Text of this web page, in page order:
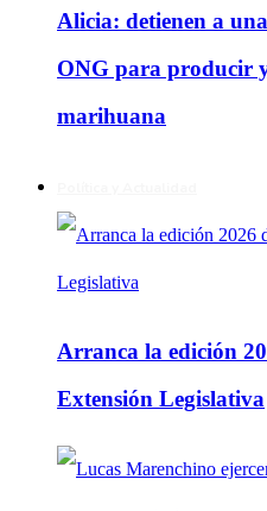
Alicia: detienen a
ONG para producir
marihuana
Arranca la edición
Extensión Legislativa